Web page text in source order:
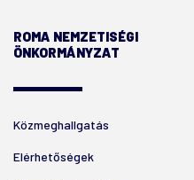
ROMA NEMZETISÉGI
ÖNKORMÁNYZAT
Közmeghallgatás
Elérhetőségek